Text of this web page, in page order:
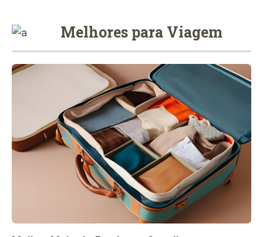
Melhores para Viagem